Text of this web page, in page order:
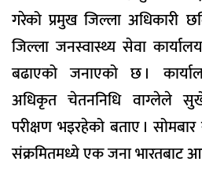
गरेको प्रमुख जिल्ला अधिकारी
जिल्ला जनस्वास्थ्य सेवा
बढाएको जनाएको छ ।
अधिकृत चेतननिधि वाग्लेले
परीक्षण भइरहेको बताए ।
संक्रमितमध्ये एक जना भारतबाट